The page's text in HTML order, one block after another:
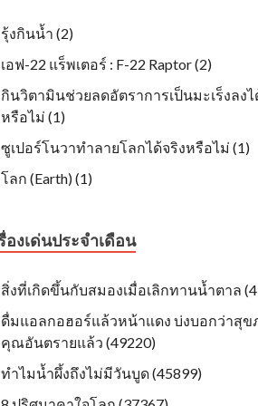
รุ้งกินน้ำ (2)
เอฟ-22 แร็พเตอร์ : F-22 Raptor (2)
กินวิตามินช่วยลดอัตราการเป็นมะเร็งลงไ
หรือไม่ (1)
ซูเปอร์โนวาทำลายโลกได้จริงหรือไม่ (1)
โลก (Earth) (1)
องเด่นประจำเดือน
สิ่งที่เกิดขึ้นกับสมองเมื่อเลิกทานน้ำตาล
ดื่มแอลกอฮอร์แล้วหน้าแดง บ่งบอกว่าสุข
คุณอันตรายแล้ว (49220)
ทำไมน้ำผึ้งถึงไม่มีวันบูด (45899)